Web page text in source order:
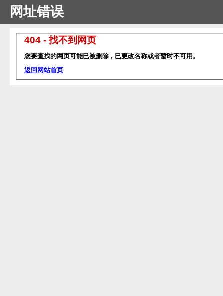
网址错误
404 - 找不到网页
您要查找的网页可能已被删除，已更改名称或者暂时不可用。
返回网站首页